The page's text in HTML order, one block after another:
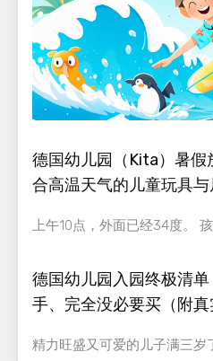
德国幼儿园（Kita）暑假
合高温天气的儿童玩具
上午10点，外面已经34度。
德国幼儿园入园终极清
手、完全没必要买（附真
精力旺盛又可爱的儿子满三岁